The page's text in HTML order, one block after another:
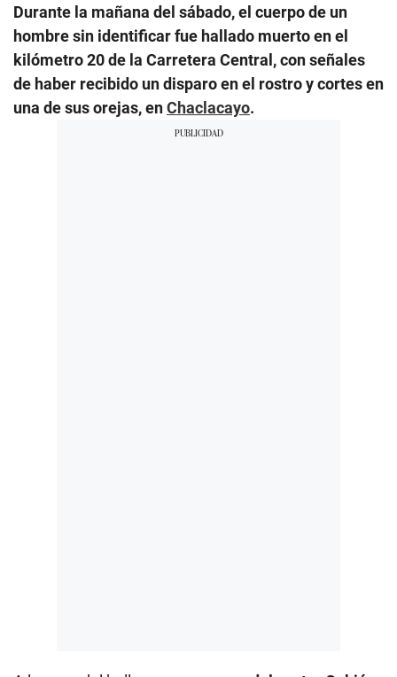
Durante la mañana del sábado, el cuerpo de un
hombre sin identificar fue hallado muerto en el
kilómetro 20 de la Carretera Central, con señales
de haber recibido un disparo en el rostro y cortes en
una de sus orejas, enChaclacayo.